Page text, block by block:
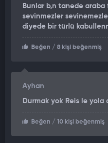
Bunlar b,n tanede araba
sevinmezler
diyede bir türlü
Beğen / 8 kişi beğenmiş
Ayhan
Durmak yok Reis le yola
Beğen / 10 kişi beğenmiş